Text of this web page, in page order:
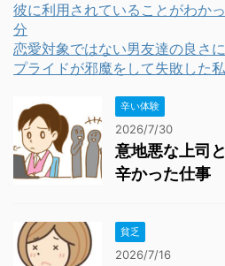
彼に利用されていることがわか
分
恋愛対象ではない男友達の良さ
プライドが邪魔をして失敗した
辛い体験
2026/7/30
意地悪な上司
辛かった仕事
貧乏
2026/7/16